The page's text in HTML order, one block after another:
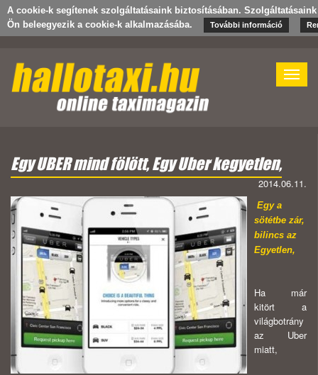
A cookie-k segítenek szolgáltatásaink biztosításában.
Ön beleegyezik a cookie-k alkalmazásába.
További információ
Toggle
Egy UBER mind fölött, Egy Uber kegyetlen,
2014.06.11.
Egy a
sötétbe zár,
bilincs az
Egyetlen,
Ha már
kitört a
világbotrány
az Uber
miatt,